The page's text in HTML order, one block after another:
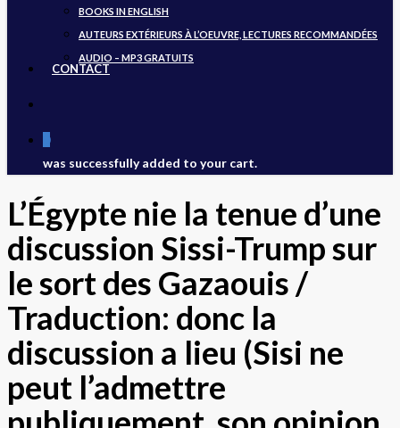
BOOKS IN ENGLISH
AUTEURS EXTÉRIEURS À L’OEUVRE, LECTURES RECOMMANDÉES
AUDIO – MP3 GRATUITS
CONTACT
was successfully added to your cart.
L’Égypte nie la tenue d’une
discussion Sissi-Trump sur
le sort des Gazaouis /
Traduction: donc la
discussion a lieu (Sisi ne
peut l’admettre